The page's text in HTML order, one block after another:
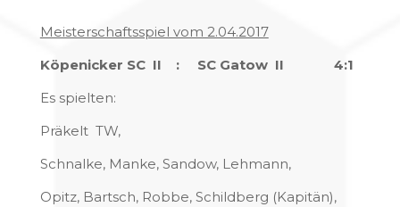
Meisterschaftsspiel vom 2.04.2017
Köpenicker SC II : SC Gatow II 4:1
Es spielten:
Präkelt TW,
Schnalke, Manke, Sandow, Lehmann,
Opitz, Bartsch, Robbe, Schildberg (Kapitän),